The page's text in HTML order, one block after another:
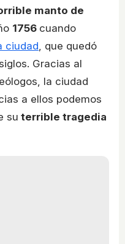
manto de
1756 cuando
ciudad , que quedó
Gracias al
la ciudad
a ellos podemos
su terrible tragedia